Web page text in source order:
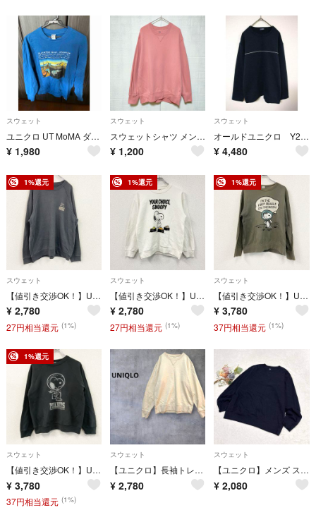
スウェット
ユニクロ UT MoMA ダリ 記憶の固執 スウェット ブルー M
¥ 1,980
スウェット
スウェットシャツ メンズ (XL) 大きいサイズ ユニクロ UNIQLO
¥ 1,200
スウェット
オールドユニクロ Y2K 90年～00年 スウェット メンズS 黒色 紺タグ 綿
¥ 4,480
1%還元
スウェット
【値引き交渉OK！】UNIQLO ユニクロ UT スヌーピー PEANUTS スウェット/トレーナー フェード ラグランスリーブ ダークグレー Lサイズ 古着
¥ 2,780
27円相当還元 (1%)
1%還元
スウェット
【値引き交渉OK！】UNIQLO ユニクロ UT Snoopy スヌーピー PEANUTS スウェット/トレーナー 白 ホワイト Sサイズ 古着
¥ 2,780
27円相当還元 (1%)
1%還元
スウェット
【値引き交渉OK！】UNIQLO ユニクロ PEANUTS Snoopy スヌーピー スウェット/トレーナー フェード カーキ Lサイズ 古着
¥ 3,780
37円相当還元 (1%)
1%還元
スウェット
【値引き交渉OK！】UNIQLO ユニクロ PEANUTS Snoopy スヌーピー スウェット/トレーナー ラグランスリーブ 黒 ブラック Mサイズ 古着
¥ 3,780
37円相当還元 (1%)
スウェット
【ユニクロ】長袖トレーナー スウェット シンプル カジュアル ベージュ M
¥ 2,780
スウェット
【ユニクロ】メンズ スウェットシャツ(長袖)ロンT 大きいサイズ XL ○
¥ 2,080